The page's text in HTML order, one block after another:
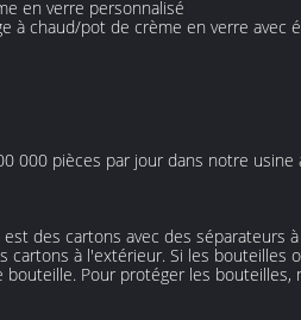
en verre personnalisé
à chaud/pot de crème en verre avec
000 pièces par jour dans notre usine
des cartons avec des
à l'extérieur. Si les bouteilles
Pour protéger les